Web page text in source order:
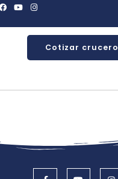
Cotizar crucero